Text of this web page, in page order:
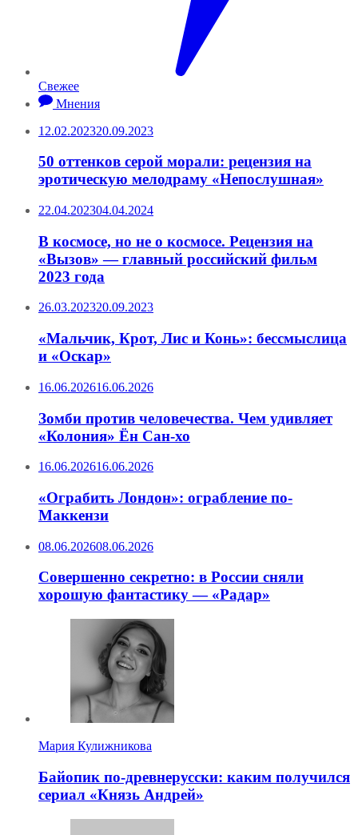
Свежее
Мнения
12.02.202320.09.2023
50 оттенков серой морали: рецензия на
эротическую мелодраму «Непослушная»
22.04.202304.04.2024
В космосе, но не о космосе. Рецензия на
«Вызов» — главный российский фильм
2023 года
26.03.202320.09.2023
«Мальчик, Крот, Лис и Конь»: бессмыслица
и «Оскар»
16.06.202616.06.2026
Зомби против человечества. Чем удивляет
«Колония» Ён Сан-хо
16.06.202616.06.2026
«Ограбить Лондон»: ограбление по-
Маккензи
08.06.202608.06.2026
Совершенно секретно: в России сняли
хорошую фантастику — «Радар»
Мария Кулижникова
Байопик по-древнерусски: каким получился
сериал «Князь Андрей»